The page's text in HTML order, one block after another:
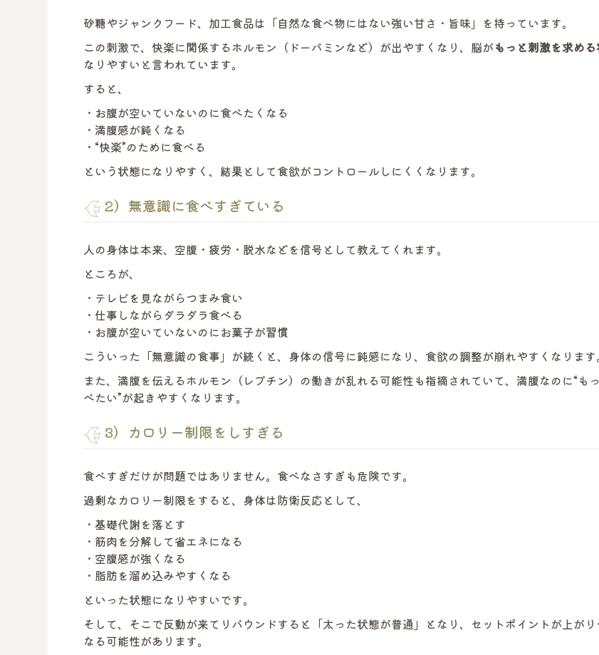
砂糖やジャンクフード、加工食品は「自然な食べ物にはない強い甘さ・旨味」を持っています。
この刺激で、快楽に関係するホルモン（ドーパミンなど）が出やすくなり、脳がもっと刺激を求め
なりやすいと言われています。
すると、
・お腹が空いていないのに食べたくなる
・満腹感が鈍くなる
・“快楽”のために食べる
という状態になりやすく、結果として食欲がコントロールしにくくなります。
2）無意識に食べすぎている
人の身体は本来、空腹・疲労・脱水などを信号として教えてくれます。
ところが、
・テレビを見ながらつまみ食い
・仕事しながらダラダラ食べる
・お腹が空いていないのにお菓子が習慣
こういった「無意識の食事」が続くと、身体の信号に鈍感になり、食欲の調整が崩れやすくなります。
また、満腹を伝えるホルモン（レプチン）の働きが乱れる可能性も指摘されていて、満腹なのに“も
べたい”が起きやすくなります。
3）カロリー制限をしすぎる
食べすぎだけが問題ではありません。食べなさすぎも危険です。
過剰なカロリー制限をすると、身体は防衛反応として、
・基礎代謝を落とす
・筋肉を分解して省エネになる
・空腹感が強くなる
・脂肪を溜め込みやすくなる
といった状態になりやすいです。
そして、そこで反動が来てリバウンドすると「太った状態が普通」となり、セットポイントが上がり
なる可能性があります。